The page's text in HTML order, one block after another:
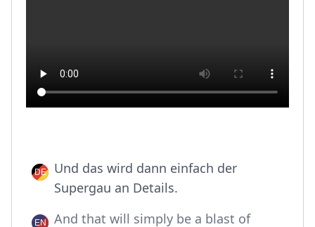
Und das wird dann einfach der
Supergau an Details.
And that will simply be a blast of